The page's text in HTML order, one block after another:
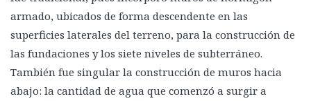
armado, ubicados de forma descendente en las
superficies laterales del terreno, para la construcción de
las fundaciones y los siete niveles de subterráneo.
También fue singular la construcción de muros hacia
abajo: la cantidad de agua que comenzó a surgir a